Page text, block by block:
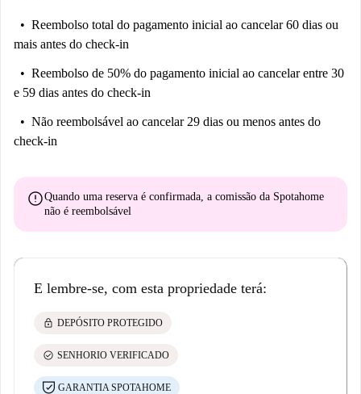
Reembolso total do pagamento inicial ao cancelar 60 dias ou
mais antes do check-in
Reembolso de 50% do pagamento inicial ao cancelar entre 30
e 59 dias antes do check-in
Não reembolsável ao cancelar 29 dias ou menos antes do
check-in
errorQuando uma reserva é confirmada, a comissão da Spotahome
não é reembolsável
E lembre-se, com esta propriedade terá:
lock DEPÓSITO PROTEGIDO
check_circle SENHORIO VERIFICADO
GARANTIA SPOTAHOME